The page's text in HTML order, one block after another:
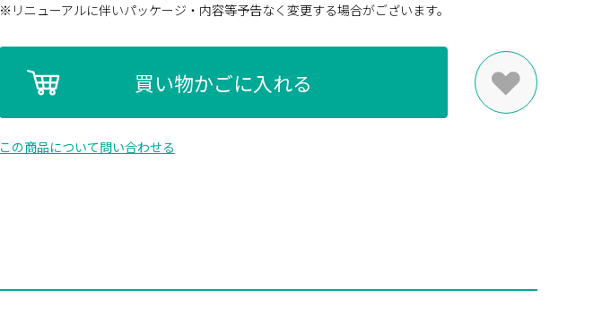
※リニューアルに伴いパッケージ・内容等予告なく変更する場合がございます。
買い物かごに入れる
この商品について問い合わせる